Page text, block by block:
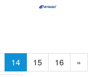
14 15 16
»